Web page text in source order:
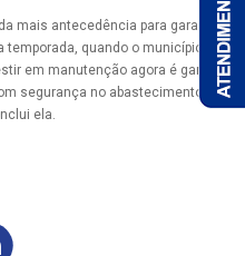
mais antecedência para garantir
quando o município
em manutenção agora é garantir
segurança no abastecimento e
ela.